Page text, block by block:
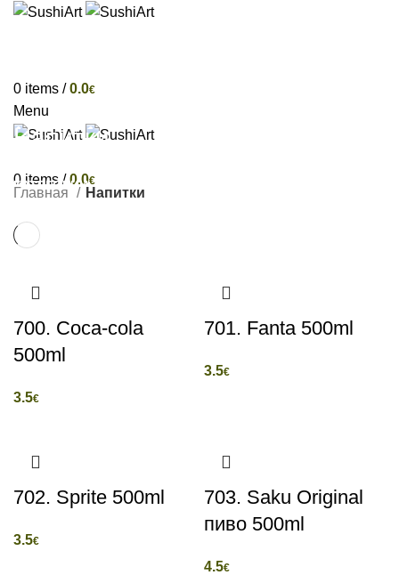
0 items / 0.0€
Menu
0 items / 0.0€
Напитки
КАТЕГОРИИ
Главная Напитки
700. Coca-cola
500ml
3.5€
701. Fanta 500ml
3.5€
702. Sprite 500ml
3.5€
703. Saku Original
пиво 500ml
4.5€